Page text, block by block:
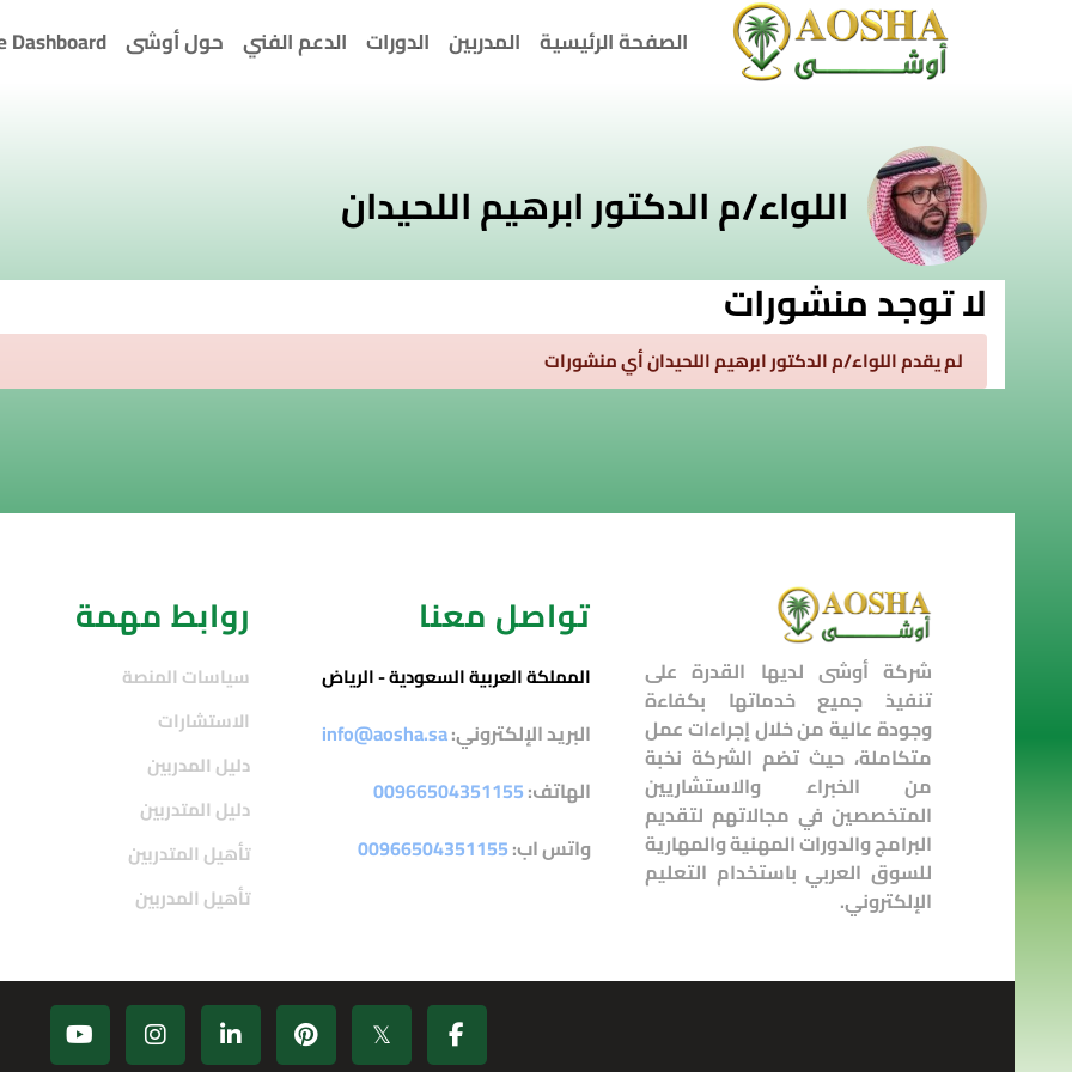
تخطى إلى المحتوى الرئيسي
الصفحة الرئيسية المدربين الدورات الدعم الفني حول أوشى Dashboard
اللواء/م الدكتور ابرهيم اللحيدان
لا توجد منشورات
لم يقدم اللواء/م الدكتور ابرهيم اللحيدان أي منشورات
شركة أوشى لديها القدرة على
تنفيذ جميع خدماتها بكفاءة
وجودة عالية من خلال إجراءات عمل
متكاملة، حيث تضم الشركة نخبة
من الخبراء والاستشاريين
المتخصصين في مجالاتهم لتقديم
البرامج والدورات المهنية والمهارية
للسوق العربي باستخدام التعليم
الإلكتروني.
تواصل معنا
المملكة العربية السعودية - الرياض
البريد الإلكتروني:info@aosha.sa
الهاتف:00966504351155
واتس اب:00966504351155
روابط مهمة
سياسات المنصة
الاستشارات
دليل المدربين
دليل المتدربين
تأهيل المتدربين
تأهيل المدربين